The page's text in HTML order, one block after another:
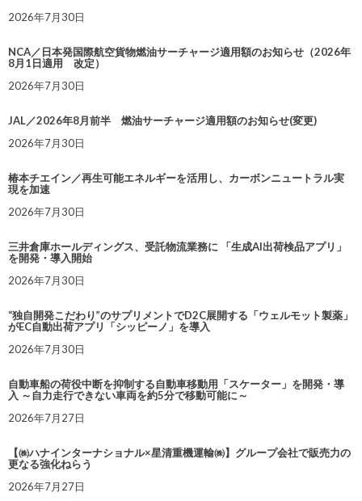
2026年7月30日
NCA／日本発国際航空貨物燃油サーチャージ適用額のお知らせ（2026年
8月1日適用 改定）
2026年7月30日
JAL／2026年8月前半 燃油サーチャージ適用額のお知らせ(変更)
2026年7月30日
椿本チエイン／再生可能エネルギーを活用し、カーボンニュートラル実
現を加速
2026年7月30日
三井倉庫ホールディングス、受託物流業務に 「生成AI出荷検品アプリ」
を開発・導入開始
2026年7月30日
“独自開発こだわり”のサプリメントでD2C展開する「ウェルモット製薬」
がEC自動出荷アプリ「シッピーノ」を導入
2026年7月30日
自動車船の荷役中断を抑制する自動車移動用「スケーター」を開発・導
入 ～自力走行できない車両を約5分で移動可能に～
2026年7月27日
【㈱ハナインターナショナル×星清重機運輸㈱】グループ会社で販売力の
更なる強化ねらう
2026年7月27日